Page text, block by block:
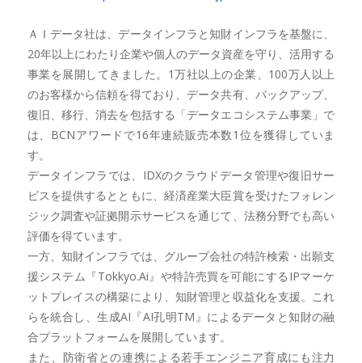
ＡＩデータ社は、データインフラと知財インフラを基盤に、
20年以上にわたり企業や個人のデータ資産を守り、活用する
事業を展開してきました。1万社以上の企業、100万人以上
のお客様から信頼を得ており、データ共有、バックアップ、
復旧、移行、消去を包括する「データエコシステム事業」で
は、BCNアワードで16年連続販売本数1位を獲得していま
す。
データインフラでは、IDXのクラウドデータ管理や復旧サー
ビスを提供するとともに、経済産業大臣賞を受けたフォレン
ジック調査や証拠開示サービスを通じて、法務分野でも高い
評価を得ています。
一方、知財インフラでは、グループ会社の特許検索・出願支
援システム『Tokkyo.Ai』や特許売買を可能にするIPマーケ
ットプレイスの構築により、知財管理と収益化を支援。これ
らを統合し、生成AI『AI孔明TM』によるデータと知財の融
合プラットフォームを展開しています。
また、防衛省との連携による若手エンジニア育成にも注力